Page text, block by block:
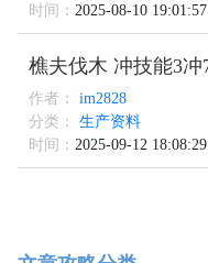
时间： 2025-08-10 19:01:57
樵夫伐木 冲技能3
作者：
im2828
分类：
生产资料
时间： 2025-09-12 18:08:29